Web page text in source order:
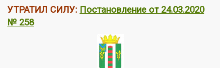
УТРАТИЛ СИЛУ: Постановление от 24.03.2020
№ 258